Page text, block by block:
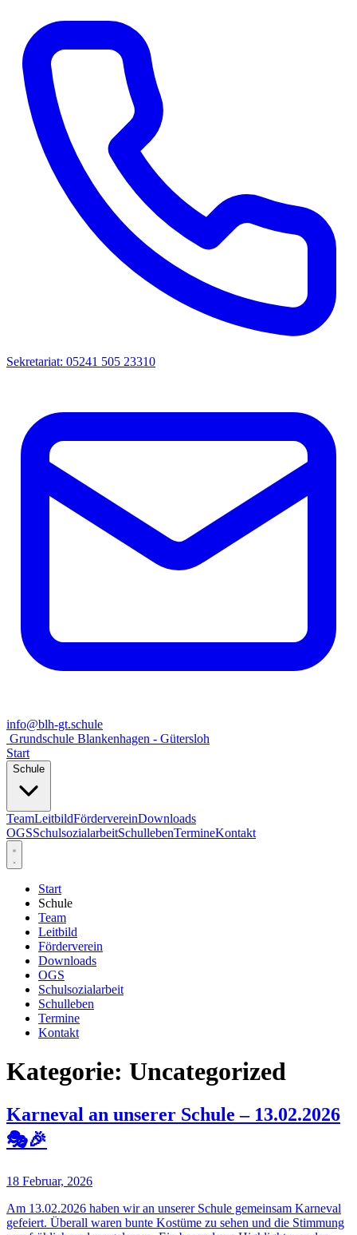
Sekretariat: 05241 505 23310
info@blh-gt.schule
Grundschule Blankenhagen - Gütersloh
Start
Schule
TeamLeitbildFördervereinDownloads
OGSSchulsozialarbeitSchullebenTermineKontakt
Start
Schule
Team
Leitbild
Förderverein
Downloads
OGS
Schulsozialarbeit
Schulleben
Termine
Kontakt
Kategorie: Uncategorized
Karneval an unserer Schule – 13.02.2026
🎭🎉
18 Februar, 2026
Am 13.02.2026 haben wir an unserer Schule gemeinsam Karneval
gefeiert. Überall waren bunte Kostüme zu sehen und die Stimmung